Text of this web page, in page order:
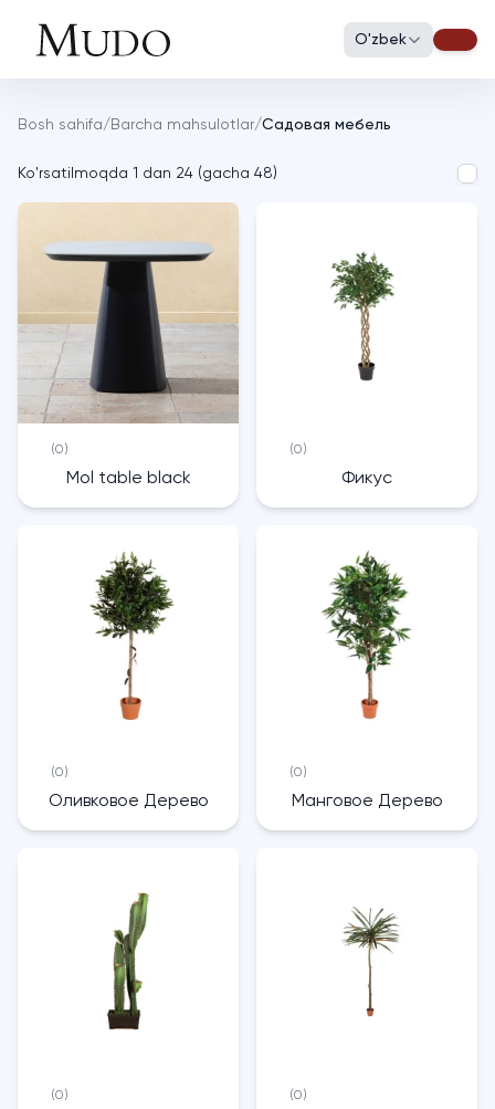
O'zbek
Bosh sahifa/ Barcha mahsulotlar/Садовая мебель
Ko'rsatilmoqda 1 dan 24 (gacha 48)
(0)
Mol table black
(0)
Фикус
(0)
Оливковое Дерево
(0)
Манговое Дерево
(0) (0)